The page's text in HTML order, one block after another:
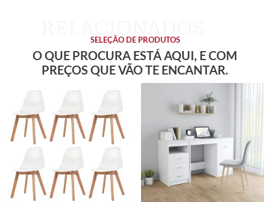
SELEÇÃO DE PRODUTOS
O QUE PROCURA ESTÁ AQUI, E COM
PREÇOS QUE VÃO TE ENCANTAR.